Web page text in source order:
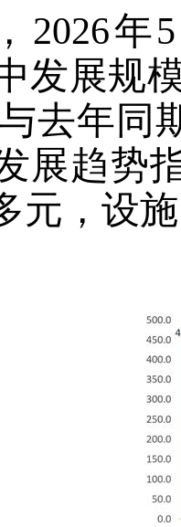
2026年
发展规
去年同
展趋势
元，设